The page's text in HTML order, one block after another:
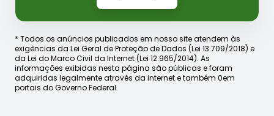
* Todos os anúncios publicados em nosso site atendem às
exigências da Lei Geral de Proteção de Dados (Lei 13.709/2018) e
da Lei do Marco Civil da Internet (Lei 12.965/2014). As
informações exibidas nesta página são públicas e foram
adquiridas legalmente através da internet e também 0em
portais do Governo Federal.